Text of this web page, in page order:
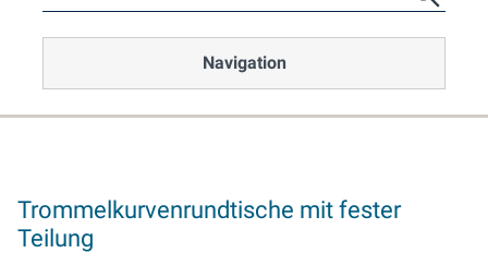
Navigation
Trommelkurvenrundtische mit fester
Teilung